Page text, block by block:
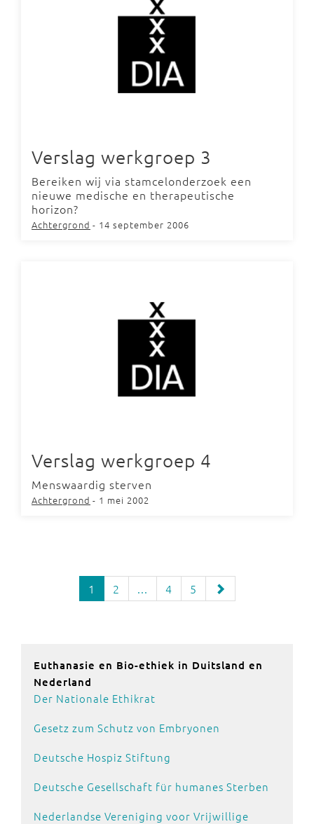
Verslag werkgroep 3
Bereiken wij via stamcelonderzoek een
nieuwe medische en therapeutische
horizon?
Achtergrond - 14 september 2006
Verslag werkgroep 4
Menswaardig sterven
Achtergrond - 1 mei 2002
1 2 ... 4 5
Euthanasie en Bio-ethiek in Duitsland en
Nederland
Der Nationale Ethikrat
Gesetz zum Schutz von Embryonen
Deutsche Hospiz Stiftung
Deutsche Gesellschaft für humanes Sterben
Nederlandse Vereniging voor Vrijwillige